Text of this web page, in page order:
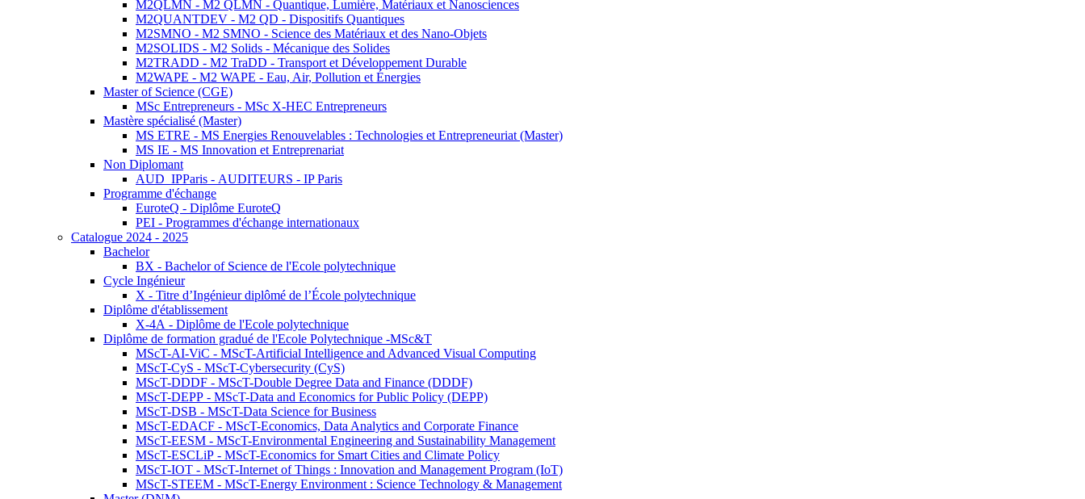
M2QLMN - M2 QLMN - Quantique, Lumière, Matériaux et Nanosciences
M2QUANTDEV - M2 QD - Dispositifs Quantiques
M2SMNO - M2 SMNO - Science des Matériaux et des Nano-Objets
M2SOLIDS - M2 Solids - Mécanique des Solides
M2TRADD - M2 TraDD - Transport et Développement Durable
M2WAPE - M2 WAPE - Eau, Air, Pollution et Énergies
Master of Science (CGE)
MSc Entrepreneurs - MSc X-HEC Entrepreneurs
Mastère spécialisé (Master)
MS ETRE - MS Energies Renouvelables : Technologies et Entrepreneuriat (Master)
MS IE - MS Innovation et Entreprenariat
Non Diplomant
AUD_IPParis - AUDITEURS - IP Paris
Programme d'échange
EuroteQ - Diplôme EuroteQ
PEI - Programmes d'échange internationaux
Catalogue 2024 - 2025
Bachelor
BX - Bachelor of Science de l'Ecole polytechnique
Cycle Ingénieur
X - Titre d’Ingénieur diplômé de l’École polytechnique
Diplôme d'établissement
X-4A - Diplôme de l'Ecole polytechnique
Diplôme de formation gradué de l'Ecole Polytechnique -MSc&T
MScT-AI-ViC - MScT-Artificial Intelligence and Advanced Visual Computing
MScT-CyS - MScT-Cybersecurity (CyS)
MScT-DDDF - MScT-Double Degree Data and Finance (DDDF)
MScT-DEPP - MScT-Data and Economics for Public Policy (DEPP)
MScT-DSB - MScT-Data Science for Business
MScT-EDACF - MScT-Economics, Data Analytics and Corporate Finance
MScT-EESM - MScT-Environmental Engineering and Sustainability Management
MScT-ESCLiP - MScT-Economics for Smart Cities and Climate Policy
MScT-IOT - MScT-Internet of Things : Innovation and Management Program (IoT)
MScT-STEEM - MScT-Energy Environment : Science Technology & Management